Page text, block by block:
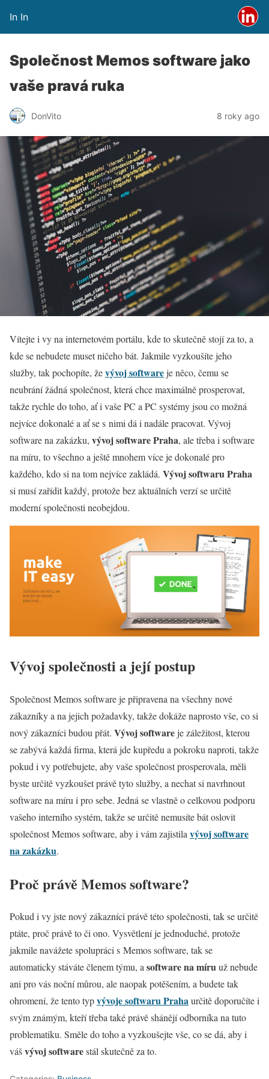
In In
Společnost Memos software jako
vaše pravá ruka
DonVito 8 roky ago
Vítejte i vy na internetovém portálu, kde to skutečně stojí za to, a
kde se nebudete muset ničeho bát. Jakmile vyzkoušíte jeho
služby, tak pochopíte, ževývoj softwareje něco, čemu se
neubrání žádná společnost, která chce maximálně prosperovat,
takže rychle do toho, ať i vaše PC a PC systémy jsou co možná
nejvíce dokonalé a ať se s nimi dá i nadále pracovat. Vývoj
software na zakázku, vývoj software Praha, ale třeba i software
na míru, to všechno a ještě mnohem více je dokonalé pro
každého, kdo si na tom nejvíce zakládá. Vývoj softwaru Praha
si musí zařídit každý, protože bez aktuálních verzí se určitě
moderní společnosti neobejdou.
Vývoj společnosti a její postup
Společnost Memos software je připravena na všechny nové
zákazníky a na jejich požadavky, takže dokáže naprosto vše, co si
nový zákazníci budou přát. Vývoj softwareje záležitost, kterou
se zabývá každá firma, která jde kupředu a pokroku naproti, takže
pokud i vy potřebujete, aby vaše společnost prosperovala, měli
byste určitě vyzkoušet právě tyto služby, a nechat si navrhnout
software na míru i pro sebe. Jedná se vlastně o celkovou podporu
vašeho interního systém, takže se určitě nemusíte bát oslovit
společnost Memos software, aby i vám zajistila vývoj software
na zakázku.
Proč právě Memos software?
Pokud i vy jste nový zákazníci právě této společnosti, tak se určitě
ptáte, proč právě to či ono. Vysvětlení je jednoduché, protože
jakmile navážete spolupráci s Memos software, tak se
automaticky stáváte členem týmu, asoftware na míruuž nebude
ani pro vás noční můrou, ale naopak potěšením, a budete tak
ohromení, že tento typvývoje softwaru Prahaurčitě doporučíte i
svým známým, kteří třeba také právě shánějí odborníka na tuto
problematiku. Směle do toho a vyzkoušejte vše, co se dá, aby i
vášvývoj softwarestál skutečně za to.